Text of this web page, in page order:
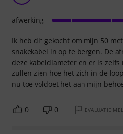
Ik heb dit gekocht om mijn 50
snakekabel in op te bergen. De
deze kabeldiameter en er is zelfs
zullen zien hoe het zich in de
nu toe voldoet het aan mijn
afwerking
0 0 EVALUATIE